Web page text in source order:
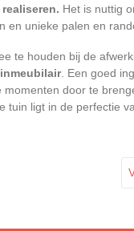
Het is nuttig
en unieke palen en
te houden bij de
. Een goed
door te
tuin ligt in de perfectie